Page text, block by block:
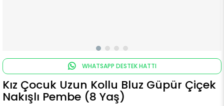
WHATSAPP DESTEK HATTI
Kız Çocuk Uzun Kollu Bluz Güpür Çiçek
Nakışlı Pembe (8 Yaş)